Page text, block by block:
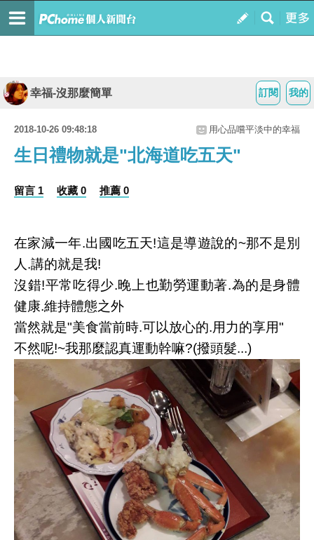
我的
訂閱
幸福-沒那麼簡單
2018-10-26 09:48:18 用心品嚐平淡中的幸福
生日禮物就是"北海道吃五天"
留言 1 收藏 0 推薦 0
在家減一年.出國吃五天!這是導遊說的~那不是別
人.講的就是我!
沒錯!平常吃得少.晚上也勤勞運動著.為的是身體
健康.維持體態之外
當然就是"美食當前時.可以放心的.用力的享用"
不然呢!~我那麼認真運動幹嘛?(撥頭髮...)